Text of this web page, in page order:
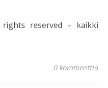
reserved – kaikki
0 kommenttia